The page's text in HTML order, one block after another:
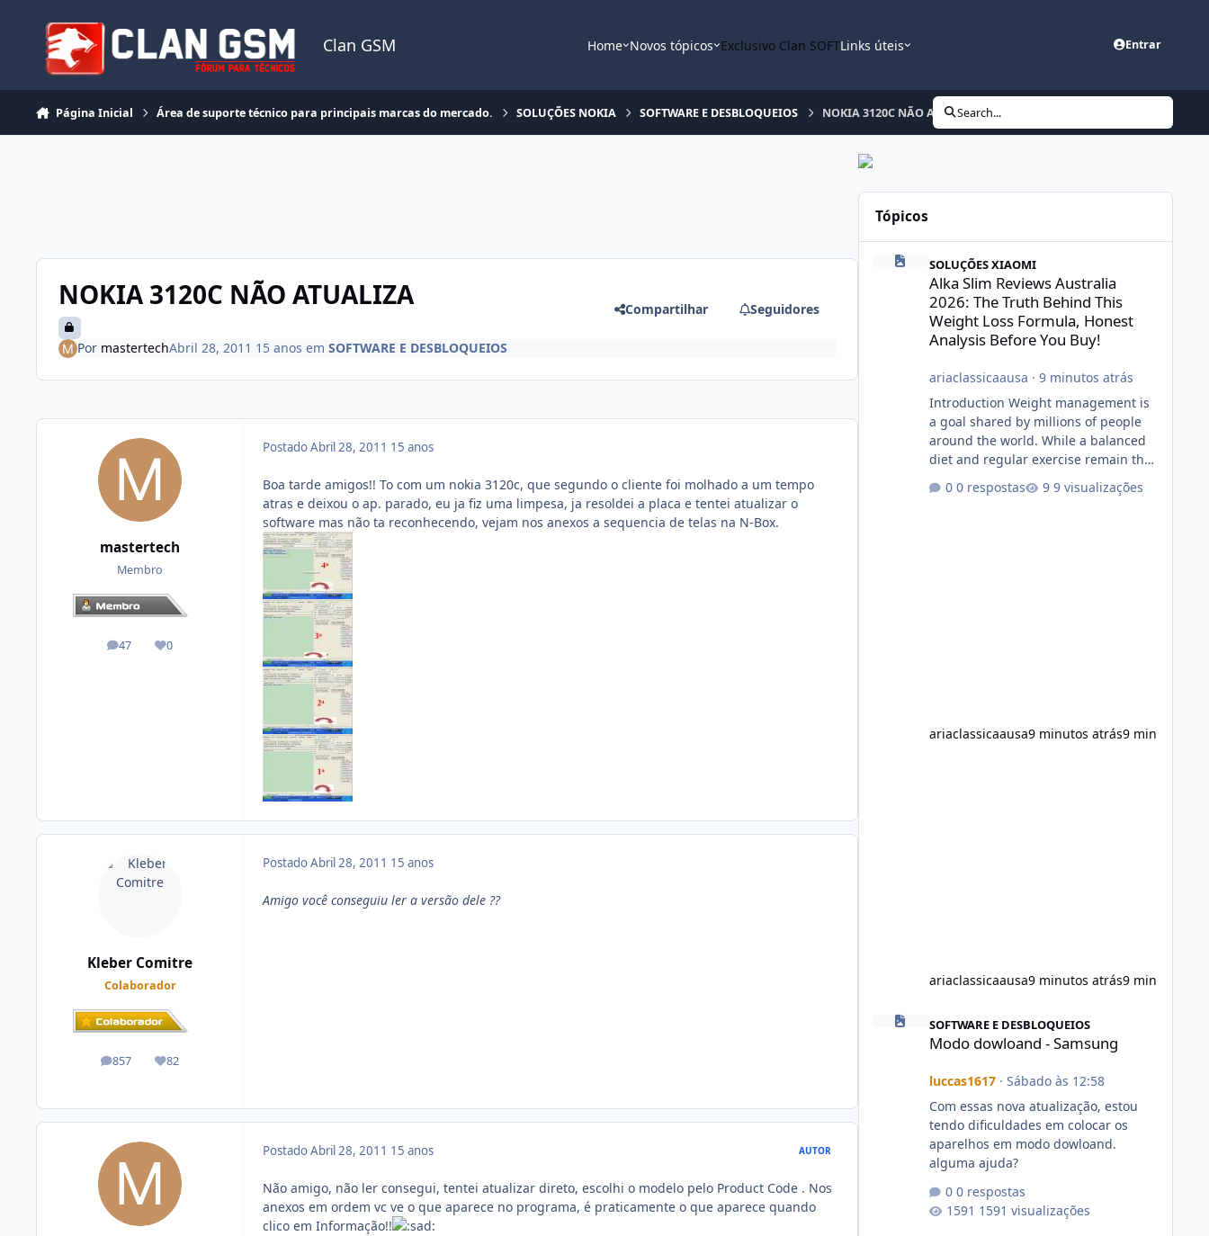
Clan GSM Home Novos tópicos Exclusivo Clan SOFTLinks úteis Entrar
Página Inicial Área de suporte técnico para principais marcas do mercado. SOLUÇÕES NOKIA SOFTWARE E DESBLOQUEIOS NOKIA 3120C NÃO ATUALIZA
Search...
NOKIA 3120C NÃO ATUALIZA Compartilhar Seguidores
Por mastertechAbril 28, 2011 15 anos em SOFTWARE E DESBLOQUEIOS
mastertech
Membro
47
posts 0
Reputação
PostadoAbril 28, 2011 15 anos
Boa tarde amigos!! To com um nokia 3120c, que segundo o cliente foi molhado a um tempo
atras e deixou o ap. parado, eu ja fiz uma limpesa, ja resoldei a placa e tentei atualizar o
software mas não ta reconhecendo, vejam nos anexos a sequencia de telas na N-Box.
Kleber Comitre
Colaborador
857
posts 82
Reputação
PostadoAbril 28, 2011 15 anos
Amigo você conseguiu ler a versão dele ??
PostadoAbril 28, 2011 15 anos AUTOR
Não amigo, não ler consegui, tentei atualizar direto, escolhi o modelo pelo Product Code . Nos
anexos em ordem vc ve o que aparece no programa, é praticamente o que aparece quando
clico em Informação!!
Tópicos
SOLUÇÕES XIAOMI
Alka Slim Reviews Australia
2026: The Truth Behind This
Weight Loss Formula, Honest
Analysis Before You Buy!
ariaclassicaausa · 9 minutos atrás
Introduction Weight management is
a goal shared by millions of people
around the world. While a balanced
diet and regular exercise remain the
many individuals also explore dietary
0 respostas 9 visualizações
ariaclassicaausa9 minutos atrás9 min
ariaclassicaausa9 minutos atrás9 min
Modo dowloand - Samsung
SOFTWARE E DESBLOQUEIOS
Modo dowloand - Samsung
luccas1617· Sábado às 12:58
Com essas nova atualização, estou
tendo dificuldades em colocar os
aparelhos em modo dowloand.
alguma ajuda?
0 respostas
1591 visualizações